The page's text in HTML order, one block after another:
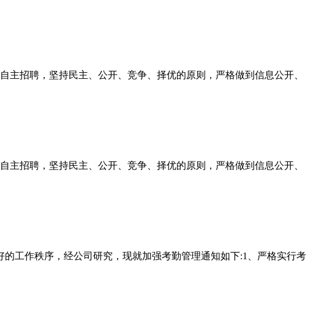
招聘，坚持民主、公开、竞争、择优的原则，严格做到信息公开、
招聘，坚持民主、公开、竞争、择优的原则，严格做到信息公开、
工作秩序，经公司研究，现就加强考勤管理通知如下:1、严格实行考